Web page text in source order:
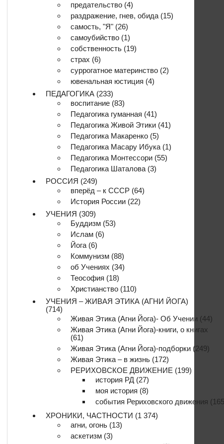
предательство (4)
раздражение, гнев, обида (15)
самость, "Я" (26)
самоубийство (1)
собственность (19)
страх (6)
суррогатное материнство (2)
ювенальная юстиция (4)
ПЕДАГОГИКА (233)
воспитание (83)
Педагогика гуманная (41)
Педагогика Живой Этики (41)
Педагогика Макаренко (5)
Педагогика Масару Ибука (1)
Педагогика Монтессори (55)
Педагогика Шаталова (3)
РОССИЯ (249)
вперёд – к СССР (64)
История России (22)
УЧЕНИЯ (309)
Буддизм (53)
Ислам (6)
Йога (6)
Коммунизм (88)
об Учениях (34)
Теософия (18)
Христианство (110)
УЧЕНИЯ – ЖИВАЯ ЭТИКА (АГНИ ЙОГА)
(714)
Живая Этика (Агни Йога)- Об Учении (44)
Живая Этика (Агни Йога)-книги, о книгах
(61)
Живая Этика (Агни Йога)-подборки (249)
Живая Этика – в жизнь (172)
РЕРИХОВСКОЕ ДВИЖЕНИЕ (199)
история РД (27)
моя история (8)
события Рериховского движения
ХРОНИКИ, ЧАСТНОСТИ (1 374)
агни, огонь (13)
аскетизм (3)